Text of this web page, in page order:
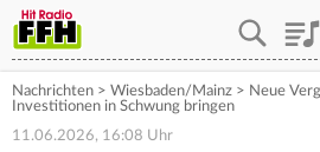
Nachrichten > Wiesbaden/Mainz > Neue
Investitionen in Schwung bringen
11.06.2026, 16:08 Uhr